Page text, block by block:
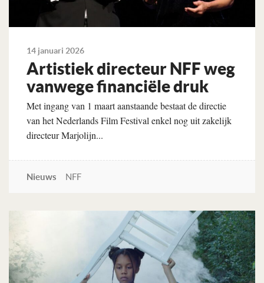
14 januari 2026
Artis­tiek direc­teur NFF weg
van­wege finan­ciële druk
Met ingang van 1 maart aanstaande bestaat de directie
van het Nederlands Film Festival enkel nog uit zakelijk
directeur Marjolijn...
Nieuws NFF